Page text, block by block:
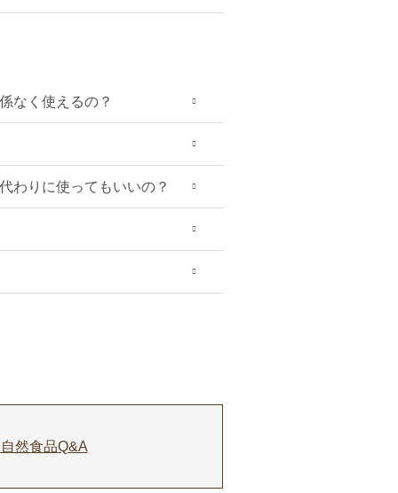
なく使えるの？
わりに使ってもいいの？
然食品Q&A